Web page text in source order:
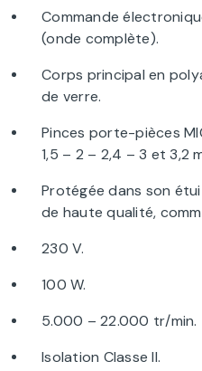
Commande
(onde complète).
Corps principal en
de verre.
Pinces porte-pièces
1,5 – 2 – 2,4 – 3 et 3,2
Protégée dans son
de haute qualité,
230 V.
100 W.
5.000 – 22.000 tr/min.
Isolation Classe II.